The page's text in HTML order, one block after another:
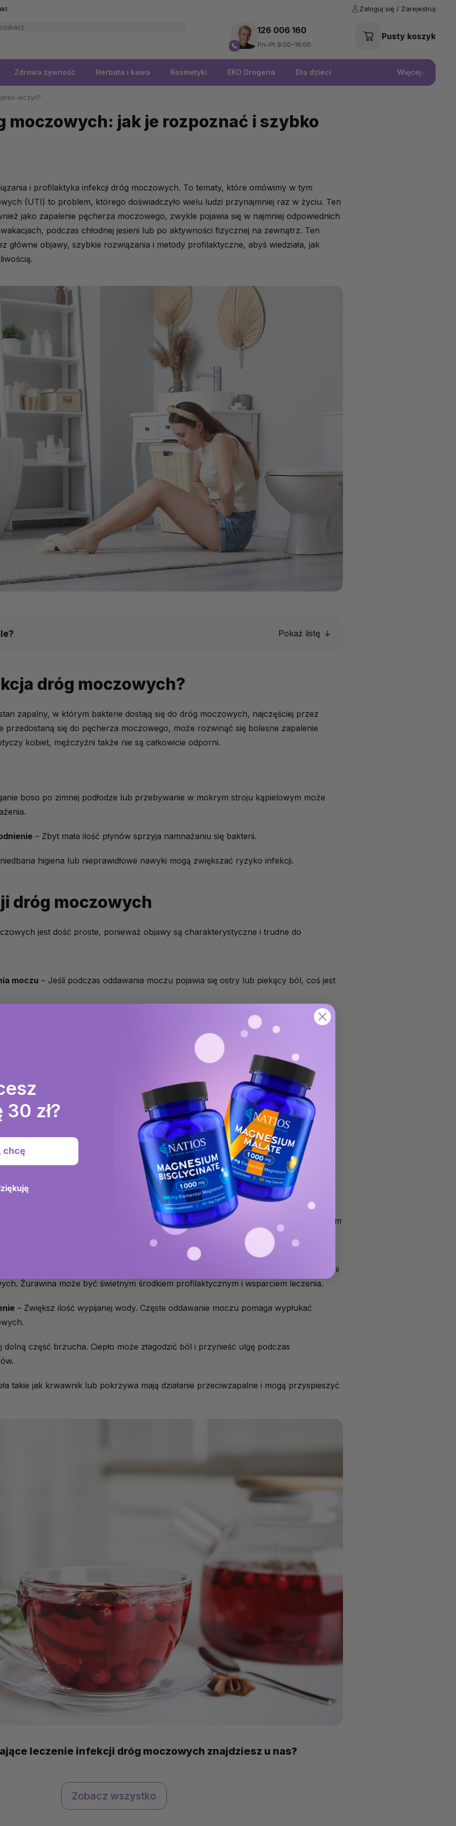
Pusty koszyk
126 006 160
Pn–Pt 8:00–16:00
Zdrowa żywność Herbata i kawa Kosmetyki EKO Drogeria Dla dzieci Więcej
leczyć?
moczowych: jak je rozpoznać i szybko
i profilaktyka infekcji dróg moczowych. To tematy, które omówimy w tym
(UTI) to problem, którego doświadczyło wielu ludzi przynajmniej raz w życiu. Ten
jako zapalenie pęcherza moczowego, zwykle pojawia się w najmniej odpowiednich
podczas chłodnej jesieni lub po aktywności fizycznej na zewnątrz. Ten
główne objawy, szybkie rozwiązania i metody profilaktyczne, abyś wiedziała, jak
Pokaż listę
i ulga
leczenie infekcji dróg moczowych znajdziesz u nas?
profilaktyki:
dróg moczowych?
zapalny, w którym bakterie dostają się do dróg moczowych, najczęściej przez
przedostaną się do pęcherza moczowego, może rozwinąć się bolesne zapalenie
kobiet, mężczyźni także nie są całkowicie odporni.
boso po zimnej podłodze lub przebywanie w mokrym stroju kąpielowym może
– Zbyt mała ilość płynów sprzyja namnażaniu się bakterii.
higiena lub nieprawidłowe nawyki mogą zwiększać ryzyko infekcji.
dróg moczowych
jest dość proste, ponieważ objawy są charakterystyczne i trudne do
moczu – Jeśli podczas oddawania moczu pojawia się ostry lub piekący ból, coś jest
– Nie tylko pęcherz, ale również sama cewka moczowa może być bardzo wrażliwa i
– Wiele osób odczuwa ból właśnie pod koniec mikcji, co może być
– Ciągłe chodzenie do toalety, często z minimalnym efektem, bywa także oznaką
nie zdarza się to zawsze, krew w moczu może być alarmującym objawem
leczenie i ulga
się rozwija, nie zawsze trzeba od razu sięgać po antybiotyki. Czasem można organizm
które mogą przyspieszyć powrót do zdrowia:
lub suplementy z żurawiną są znane z tego, że zapobiegają przyleganiu bakterii
Żurawina może być świetnym środkiem profilaktycznym i wsparciem leczenia.
– Zwiększ ilość wypijanej wody. Częste oddawanie moczu pomaga wypłukać
dolną część brzucha. Ciepło może złagodzić ból i przynieść ulgę podczas
takie jak krwawnik lub pokrzywa mają działanie przeciwzapalne i mogą przyspieszyć
leczenie infekcji dróg moczowych znajdziesz u nas?
Zobacz wszystko
zł?
chcę